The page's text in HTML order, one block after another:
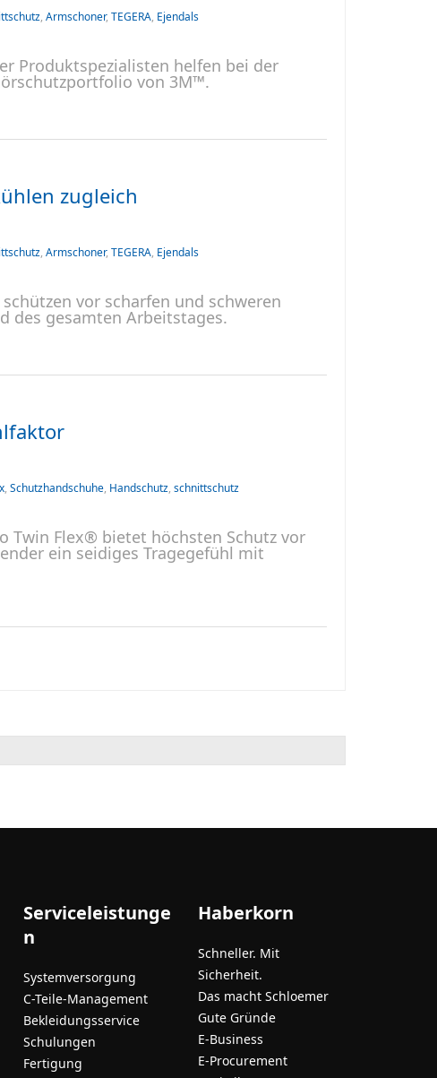
, Armschoner, TEGERA, Ejendals
Produktspezialisten helfen bei der
von 3M™.
zugleich
, Armschoner, TEGERA, Ejendals
vor scharfen und schweren
des gesamten Arbeitstages.
, Schutzhandschuhe, Handschutz, schnittschutz
Twin Flex® bietet höchsten Schutz vor
ein seidiges Tragegefühl mit
Serviceleistunge
n
Systemversorgung
C-Teile-Management
Bekleidungsservice
Schulungen
Fertigung
Haberkorn
Schneller. Mit
Sicherheit.
Das macht Schloemer
Gute Gründe
E-Business
E-Procurement